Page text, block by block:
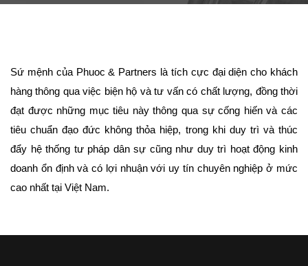
Sứ mệnh của Phuoc & Partners là tích cực đại diện cho khách
hàng thông qua việc biện hộ và tư vấn có chất lượng, đồng thời
đạt được những mục tiêu này thông qua sự cống hiến và các
tiêu chuẩn đạo đức không thỏa hiệp, trong khi duy trì và thúc
đẩy hệ thống tư pháp dân sự cũng như duy trì hoạt động kinh
doanh ổn định và có lợi nhuận với uy tín chuyên nghiệp ở mức
cao nhất tại Việt Nam.